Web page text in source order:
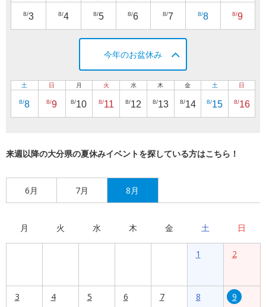
8/3 8/4 8/5 8/6 8/7 8/8 8/9
今年のお盆休み
土
8/8
日
8/9
月
8/10
火
8/11
水
8/12
木
8/13
金
8/14
土
8/15
日
8/16
来週以降の大分県の夏休みイベントを探している方はこちら！
6月 7月 8月
月 火 水 木 金 土 日
1 2
3 4 5 6 7 8 9